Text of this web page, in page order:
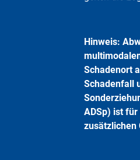
Hinweis:
Schadenort
Schadenfall
ADSp) ist
zusätzlichen